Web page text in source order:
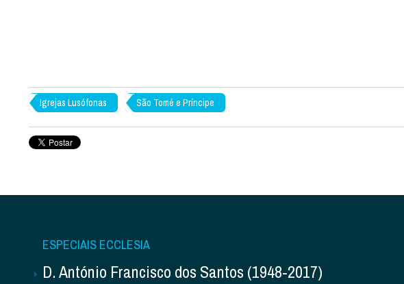
Igrejas Lusófonas São Tomé e Príncipe
ESPECIAIS ECCLESIA
D. António Francisco dos Santos (1948-2017)